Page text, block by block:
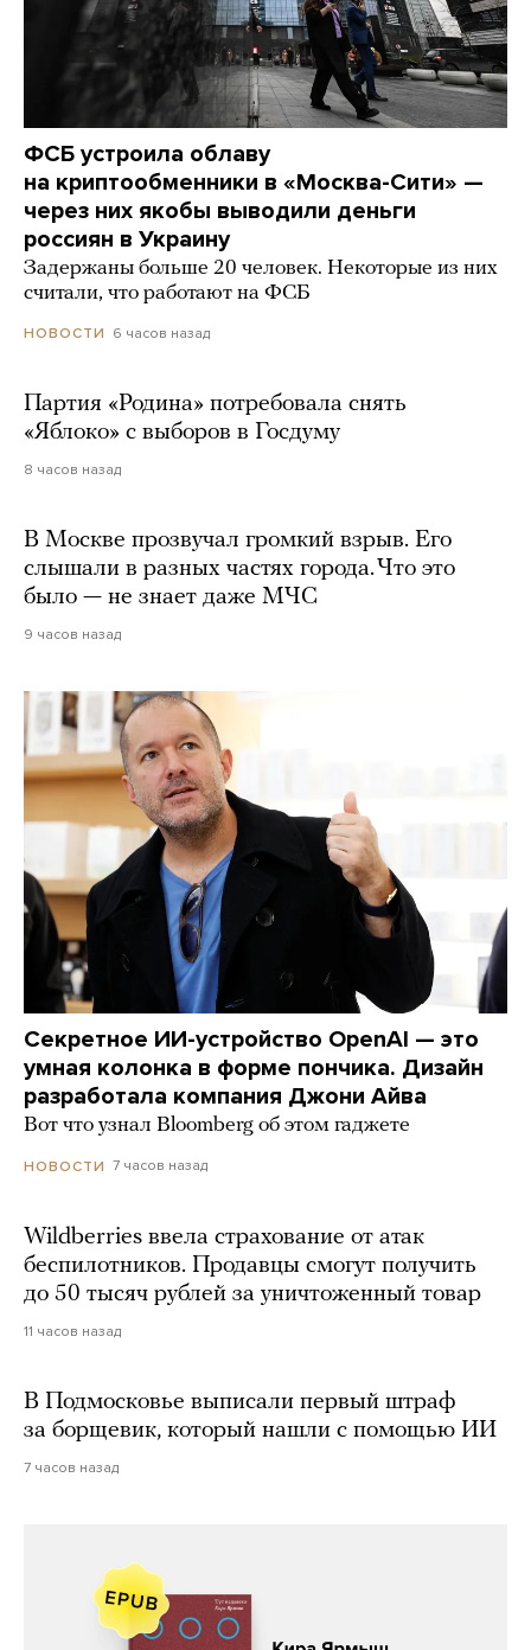
ФСБ устроила облаву
на криптообменники в «Москва-Сити» —
через них якобы выводили деньги
россиян в Украину
Задержаны больше 20 человек. Некоторые из них
считали, что работают на ФСБ
НОВОСТИ 6 часов назад
Партия «Родина» потребовала снять
«Яблоко» с выборов в Госдуму
8 часов назад
В Москве прозвучал громкий взрыв. Его
слышали в разных частях города. Что это
было — не знает даже МЧС
9 часов назад
Секретное ИИ-устройство OpenAI — это
умная колонка в форме пончика. Дизайн
разработала компания Джони Айва
Вот что узнал Bloomberg об этом гаджете
НОВОСТИ 7 часов назад
Wildberries ввела страхование от атак
беспилотников. Продавцы смогут получить
до 50 тысяч рублей за уничтоженный товар
11 часов назад
В Подмосковье выписали первый штраф
за борщевик, который нашли с помощью ИИ
7 часов назад